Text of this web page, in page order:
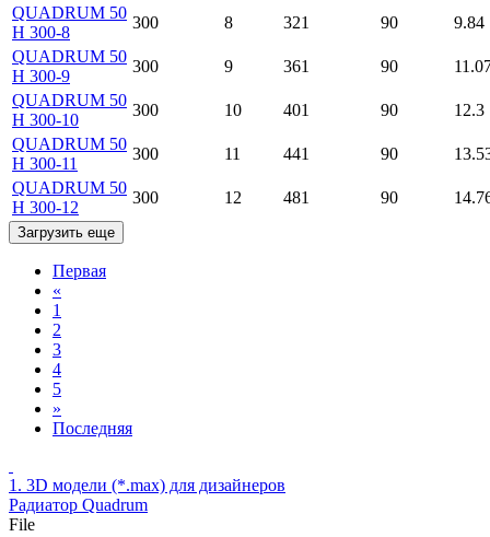
QUADRUM 50
H 300-8
300 8 321 90
9.84
QUADRUM 50
H 300-9
300 9 361 90
QUADRUM 50
H 300-10
300 10 401 90
12.3
QUADRUM 50
H 300-11
300 11 441 90
QUADRUM 50
H 300-12
300 12 481 90
Загрузить еще
Первая
«
1
2
3
4
5
»
Последняя
1. 3D модели (*.max) для дизайнеров
Радиатор Quadrum
File